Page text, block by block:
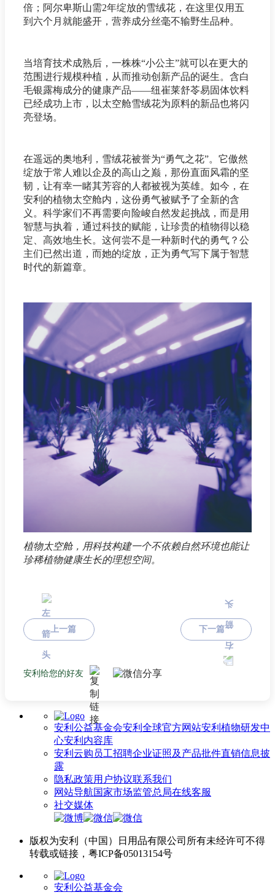
倍；阿尔卑斯山需2年绽放的雪绒花，在这里仅用五
到六个月就能盛开，营养成分丝毫不输野生品种。
当培育技术成熟后，一株株“小公主”就可以在更大的
范围进行规模种植，从而推动创新产品的诞生。含白
毛银露梅成分的健康产品——纽崔莱舒苓易固体饮料
已经成功上市，以太空舱雪绒花为原料的新品也将闪
亮登场。
在遥远的奥地利，雪绒花被誉为“勇气之花”。它傲然
绽放于常人难以企及的高山之巅，那份直面风霜的坚
韧，让有幸一睹其芳容的人都被视为英雄。如今，在
安利的植物太空舱内，这份勇气被赋予了全新的含
义。科学家们不再需要向险峻自然发起挑战，而是用
智慧与执着，通过科技的赋能，让珍贵的植物得以稳
定、高效地生长。这何尝不是一种新时代的勇气？公
主们已然出道，而她的绽放，正为勇气写下属于智慧
时代的新篇章。
植物太空舱，用科技构建一个不依赖自然环境也能让
珍稀植物健康生长的理想空间。
上一篇 下一篇
安利给您的好友
安利公益基金会安利全球官方网站安利植物研发中
心安利内容库
安利云购 员工招聘企业证照及产品批件直销信息披
露
隐私政策用户协议联系我们
网站导航国家市场监管总局在线客服
社交媒体
版权为安利（中国）日用品有限公司所有未经许可不得
转载或链接，粤ICP备05013154号
安利公益基金会